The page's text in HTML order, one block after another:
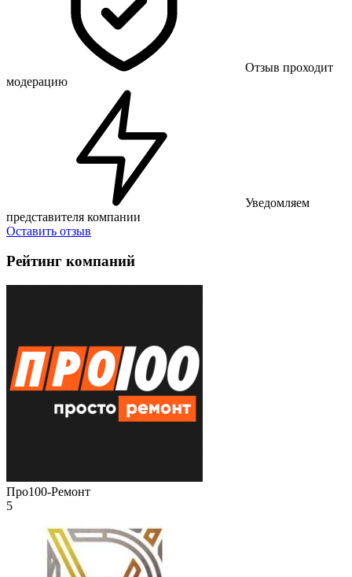
Отзыв проходит
модерацию
Уведомляем
представителя компании
Оставить отзыв
Рейтинг компаний
Про100-Ремонт
5